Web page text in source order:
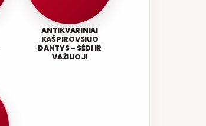
ANTIKVARINIAI
KAŠPIROVSKIO
DANTYS – SĖDI IR
VAŽIUOJI